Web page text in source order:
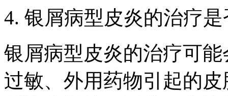
4. 银屑病型皮炎的治疗
银屑病型皮炎的治疗可
过敏、外用药物引起的